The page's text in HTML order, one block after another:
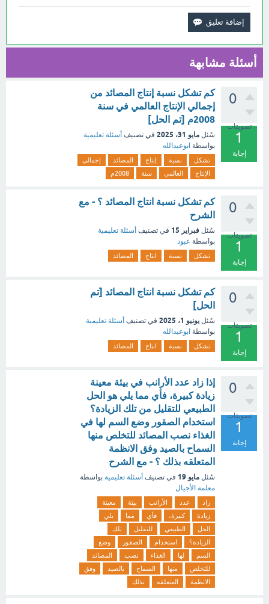
أسئلة مشابهة
0
تصويتات
1
إجابة
كم تشكل نسبة إنتاج المصائد من
إجمالي الإنتاج العالمي في سنة
2008م [تم الحل]
سُئل مايو 31، 2025 في تصنيف أسئلة تعليمية
بواسطة ابوعبدالله
تشكل نسبة إنتاج المصائد
إجمالي
الإنتاج
العالمي سنة 2008م
0
تصويتات
1
إجابة
كم تشكل نسبة انتاج المصائد ؟ - مع
الشرح
سُئل فبراير 15 في تصنيف أسئلة تعليمية
بواسطة عبود
تشكل نسبة انتاج المصائد
0
تصويتات
1
إجابة
كم تشكل نسبة انتاج المصائد [تم
الحل]
سُئل يونيو 1، 2025 في تصنيف أسئلة تعليمية
بواسطة ابوعبدالله
تشكل نسبة انتاج المصائد
0
تصويتات
1
إجابة
إذا زاد عدد الأرانب في بيئة معينة
زيادة كبيرة، فأي مما يلي هو الحل
الطبيعي للتقليل من تلك الزيادة؟
استخدام الصقور وضع السم لها في
الغذاء نصب المصائد للتخلص منها
السماح بالصيد وفق الانظمة
المتعلقه بذلك ؟ - مع الشرح
سُئل مايو 19 في تصنيف أسئلة تعليمية بواسطة
معلمة الأجيال
زاد عدد الأرانب بيئة
معينة
زيادة
كبيرة، فأي مما
يلي
الحل
الطبيعي للتقليل
تلك
الزيادة؟
استخدام الصقور
وضع
السم
لها الغذاء نصب
المصائد
للتخلص
منها السماح بالصيد
وفق
الانظمة
المتعلقه بذلك